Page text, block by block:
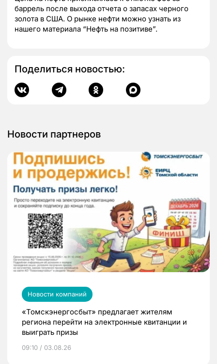
баррель после выхода отчета о запасах черного
золота в США. О рынке нефти можно узнать из
нашего материала “Нефть на позитиве”.
Поделиться новостью:
Новости партнеров
Новости компаний
«Томскэнергосбыт» предлагает жителям
региона перейти на электронные квитанции и
выиграть призы
09:10 / 03.08.26